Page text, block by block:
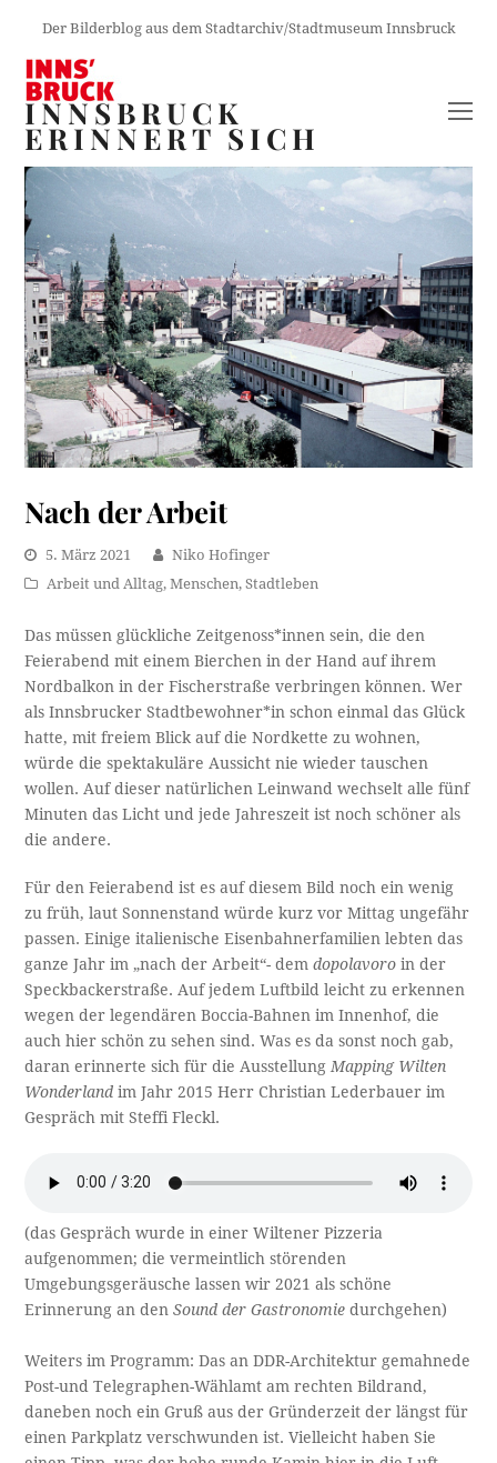
Der Bilderblog aus dem Stadtarchiv/Stadtmuseum Innsbruck
INNSBRUCK
ERINNERT SICH
Nach der Arbeit
5. März 2021
Niko Hofinger
Arbeit und Alltag,Menschen,Stadtleben
Das müssen glückliche Zeitgenoss*innen sein, die den
Feierabend mit einem Bierchen in der Hand auf ihrem
Nordbalkon in der Fischerstraße verbringen können. Wer
als Innsbrucker Stadtbewohner*in schon einmal das Glück
hatte, mit freiem Blick auf die Nordkette zu wohnen,
würde die spektakuläre Aussicht nie wieder tauschen
wollen. Auf dieser natürlichen Leinwand wechselt alle fünf
Minuten das Licht und jede Jahreszeit ist noch schöner als
die andere.
Für den Feierabend ist es auf diesem Bild noch ein wenig
zu früh, laut Sonnenstand würde kurz vor Mittag ungefähr
passen. Einige italienische Eisenbahnerfamilien lebten das
ganze Jahr im „nach der Arbeit“- demdopolavoro in der
Speckbackerstraße. Auf jedem Luftbild leicht zu erkennen
wegen der legendären Boccia-Bahnen im Innenhof, die
auch hier schön zu sehen sind. Was es da sonst noch gab,
daran erinnerte sich für die Ausstellung Mapping Wilten
Wonderland im Jahr 2015 Herr Christian Lederbauer im
Gespräch mit Steffi Fleckl.
(das Gespräch wurde in einer Wiltener Pizzeria
aufgenommen; die vermeintlich störenden
Umgebungsgeräusche lassen wir 2021 als schöne
Erinnerung an denSound der Gastronomiedurchgehen)
Weiters im Programm: Das an DDR-Architektur gemahnede
Post-und Telegraphen-Wählamt am rechten Bildrand,
daneben noch ein Gruß aus der Gründerzeit der längst für
einen Parkplatz verschwunden ist. Vielleicht haben Sie